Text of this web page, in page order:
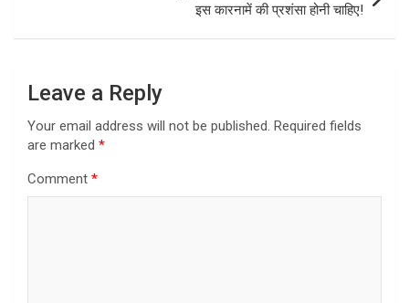
इस कारनामें की प्रशंसा होनी चाहिए!
Leave a Reply
Your email address will not be published. Required fields
are marked *
Comment *